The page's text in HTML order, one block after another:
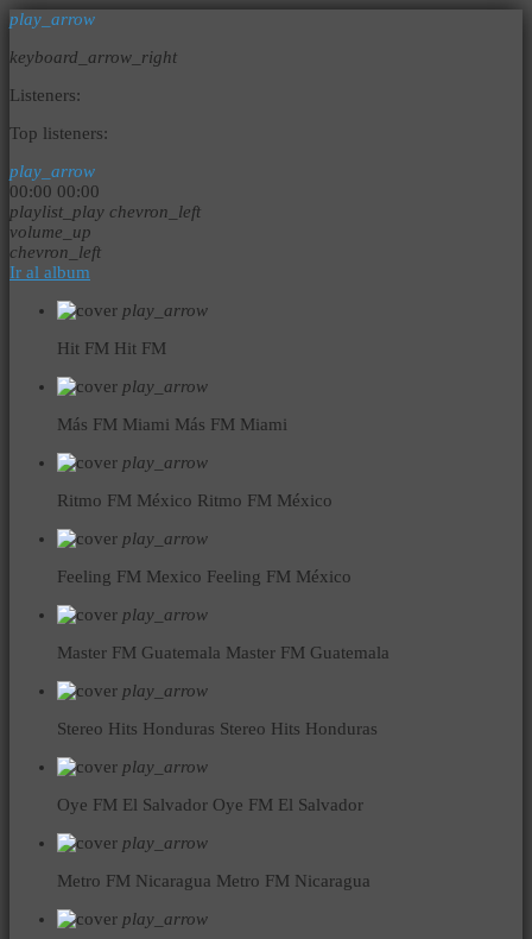
play_arrow
keyboard_arrow_right
Listeners:
Top listeners:
play_arrow
00:00 00:00
playlist_play chevron_left
volume_up
chevron_left
Ir al album
play_arrow
Hit FM Hit FM
play_arrow
Más FM Miami Más FM Miami
play_arrow
Ritmo FM México Ritmo FM México
play_arrow
Feeling FM Mexico Feeling FM México
play_arrow
Master FM Guatemala Master FM Guatemala
play_arrow
Stereo Hits Honduras Stereo Hits Honduras
play_arrow
Oye FM El Salvador Oye FM El Salvador
play_arrow
Metro FM Nicaragua Metro FM Nicaragua
play_arrow